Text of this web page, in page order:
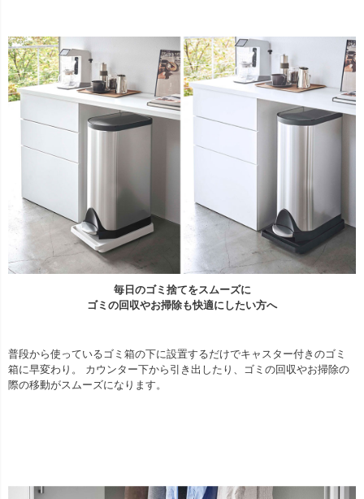
毎日のゴミ捨てをスムーズに
ゴミの回収やお掃除も快適にしたい方へ
普段から使っているゴミ箱の下に設置するだけでキャスター付きのゴミ
箱に早変わり。 カウンター下から引き出したり、ゴミの回収やお掃除の
際の移動がスムーズになります。